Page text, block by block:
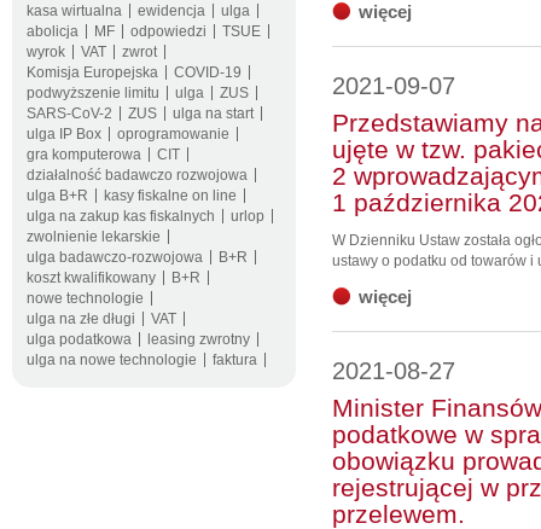
kasa wirtualna
ewidencja
ulga
abolicja
MF odpowiedzi
TSUE
wyrok
VAT
zwrot
Komisja Europejska
COVID-19
podwyższenie limitu
ulga
ZUS
SARS-CoV-2
ZUS
ulga na start
ulga IP Box
oprogramowanie
gra komputerowa
CIT
działalność badawczo rozwojowa
ulga B+R
kasy fiskalne on line
ulga na zakup kas fiskalnych
urlop
zwolnienie lekarskie
ulga badawczo-rozwojowa
B+R
koszt kwalifikowany
B+R
nowe technologie
ulga na złe długi
VAT
ulga podatkowa
leasing zwrotny
ulga na nowe technologie
faktura
więcej
2021-09-07
Przedstawiamy
ujęte w tzw.
2
1 października
W Dzienniku Ustaw została
ustawy o podatku od towarów i
więcej
2021-08-27
Minister
podatkowe w
obowiązku
rejestrującej w
przelewem.